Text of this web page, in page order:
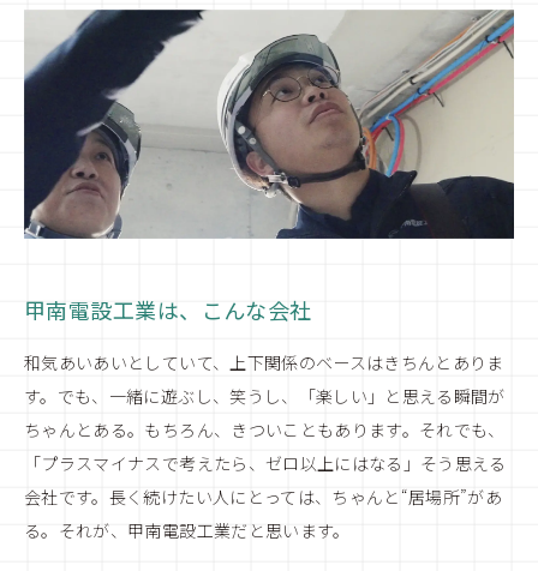
甲南電設工業は、こんな会社
和気あいあいとしていて、上下関係のベースはきちんとありま
す。でも、一緒に遊ぶし、笑うし、「楽しい」と思える瞬間が
ちゃんとある。もちろん、きついこともあります。それでも、
「プラスマイナスで考えたら、ゼロ以上にはなる」そう思える
会社です。長く続けたい人にとっては、ちゃんと“居場所”があ
る。それが、甲南電設工業だと思います。